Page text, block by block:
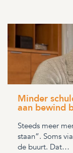
Minder
aan bewind
Steeds meer
staan”. Soms
de buurt. Dat…